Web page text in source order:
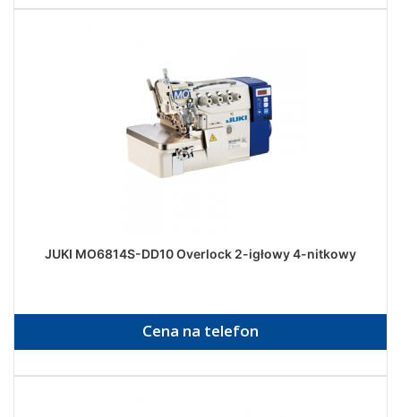
JUKI MO6814S-DD10 Overlock 2-igłowy 4-nitkowy
Cena na telefon